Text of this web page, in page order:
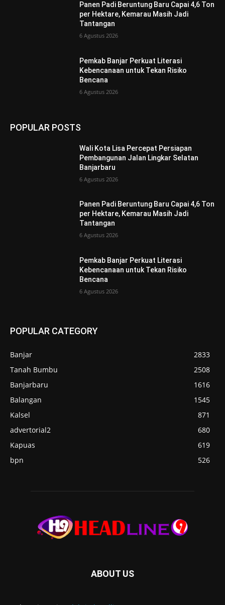
Panen Padi Beruntung Baru Capai 4,6 Ton
per Hektare, Kemarau Masih Jadi
Tantangan
6 Agustus 2026
Pemkab Banjar Perkuat Literasi
Kebencanaan untuk Tekan Risiko
Bencana
6 Agustus 2026
POPULAR POSTS
Wali Kota Lisa Percepat Persiapan
Pembangunan Jalan Lingkar Selatan
Banjarbaru
6 Agustus 2026
Panen Padi Beruntung Baru Capai 4,6 Ton
per Hektare, Kemarau Masih Jadi
Tantangan
6 Agustus 2026
Pemkab Banjar Perkuat Literasi
Kebencanaan untuk Tekan Risiko
Bencana
6 Agustus 2026
POPULAR CATEGORY
Banjar
2833
Tanah Bumbu
2508
Banjarbaru
1616
Balangan
1545
Kalsel
871
advertorial2
680
Kapuas
619
bpn
526
ABOUT US